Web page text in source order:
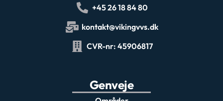
+45 26 18 84 80
kontakt@vikingvvs.dk
CVR-nr: 45906817
Genveje